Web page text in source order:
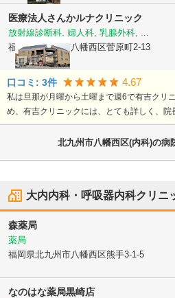
医療法人さんかルナクリニック
放射線診断科, 婦人科, 乳腺外科, ...
福岡県北九州市八幡西区菅原町2-13
口コミ: 3件 4.67
私は旦那が月曜から土曜まで週6で有吉クリ
め、有吉クリニックには、とても詳しく、院
北九州市八幡西区(内科)の病
大内内科・呼吸器内科クリニ
森薬局
薬局
福岡県北九州市八幡西区熊手3-1-5
なのはな薬局黒崎店